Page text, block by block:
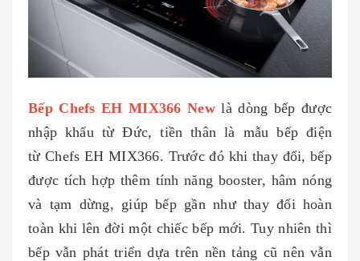
Bếp Chefs EH MIX366 Newlà dòng bếp được
nhập khẩu từ Đức, tiền thân là mẫu bếp điện
từ Chefs EH MIX366. Trước đó khi thay đổi, bếp
được tích hợp thêm tính năng booster, hâm nóng
và tạm dừng, giúp bếp gần như thay đổi hoàn
toàn khi lên đời một chiếc bếp mới. Tuy nhiên thì
bếp vẫn phát triển dựa trên nền tảng cũ nên vẫn